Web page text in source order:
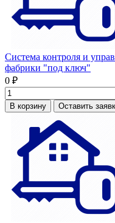
Система контроля и
фабрики "под ключ"
0 ₽
В корзину Оставить